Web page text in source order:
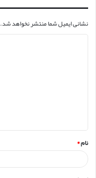
نشانی ایمیل شما منتشر نخواهد شد.
*
نام*